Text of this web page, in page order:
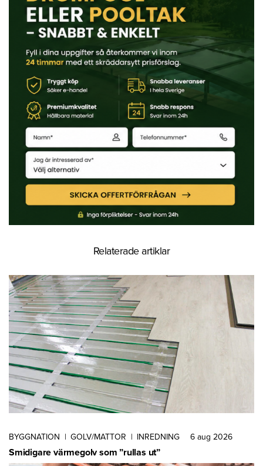
Relaterade artiklar
BYGGNATION | GOLV/MATTOR | INREDNING 6 aug 2026
Smidigare värmegolv som ”rullas ut”